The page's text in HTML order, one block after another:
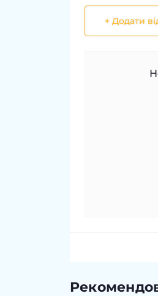
+ Додати